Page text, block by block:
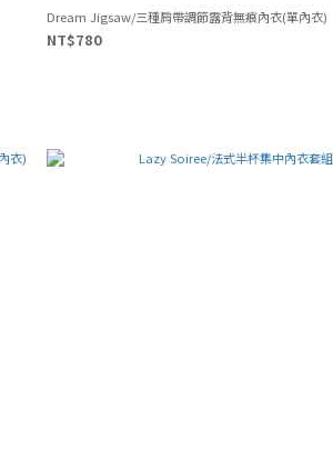
Dream Jigsaw/三種肩帶調節露背無痕內衣(單內衣)
NT$780